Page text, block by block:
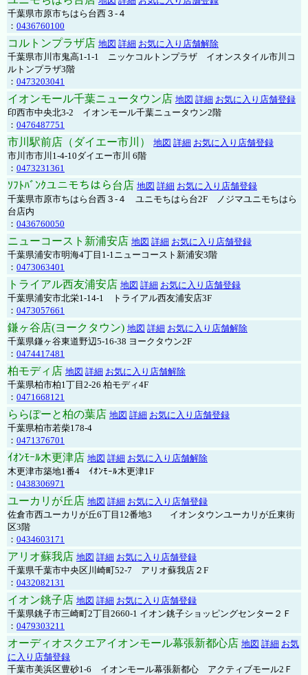
千葉県市原市ちはら台西３-４
： 0436760100
コルトンプラザ店 地図 詳細 お気に入り店舗解除
千葉県市川市鬼高1-1-1 ニッケコルトンプラザ イオンスタイル市川コ
ルトンプラザ3階
： 0473203041
イオンモール千葉ニュータウン店 地図 詳細 お気に入り店舗登録
印西市中央北3-2 イオンモール千葉ニュータウン2階
： 0476487751
市川駅前店（ダイエー市川） 地図 詳細 お気に入り店舗登録
市川市市川1-4-10ダイエー市川 6階
： 0473231361
ｿﾌﾄﾊﾞﾝｸユニモちはら台店 地図 詳細 お気に入り店舗登録
千葉県市原市ちはら台西３-４ ユニモちはら台2F ノジマユニモちはら
台店内
： 0436760050
ニューコースト新浦安店 地図 詳細 お気に入り店舗登録
千葉県浦安市明海4丁目1-1ニューコースト新浦安3階
： 0473063401
トライアル西友浦安店 地図 詳細 お気に入り店舗登録
千葉県浦安市北栄1-14-1 トライアル西友浦安店3F
： 0473057661
鎌ヶ谷店(ヨークタウン) 地図 詳細 お気に入り店舗解除
千葉県鎌ヶ谷東道野辺5-16-38 ヨークタウン2F
： 0474417481
柏モディ店 地図 詳細 お気に入り店舗解除
千葉県柏市柏1丁目2-26 柏モディ4F
： 0471668121
ららぽーと柏の葉店 地図 詳細 お気に入り店舗登録
千葉県柏市若柴178-4
： 0471376701
ｲｵﾝﾓｰﾙ木更津店 地図 詳細 お気に入り店舗解除
木更津市築地1番4 ｲｵﾝﾓｰﾙ木更津1F
： 0438306971
ユーカリが丘店 地図 詳細 お気に入り店舗登録
佐倉市西ユーカリが丘6丁目12番地3 イオンタウンユーカリが丘東街
区3階
： 0434603171
アリオ蘇我店 地図 詳細 お気に入り店舗登録
千葉県千葉市中央区川崎町52-7 アリオ蘇我店２F
： 0432082131
イオン銚子店 地図 詳細 お気に入り店舗登録
千葉県銚子市三崎町2丁目2660-1 イオン銚子ショッピングセンター２Ｆ
： 0479303211
オーディオスクエアイオンモール幕張新都心店 地図 詳細 お気
に入り店舗登録
千葉市美浜区豊砂1-6 イオンモール幕張新都心 アクティブモール2Ｆ